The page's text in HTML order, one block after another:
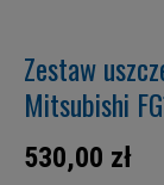
Zestaw
Mitsubishi
530,00 zł